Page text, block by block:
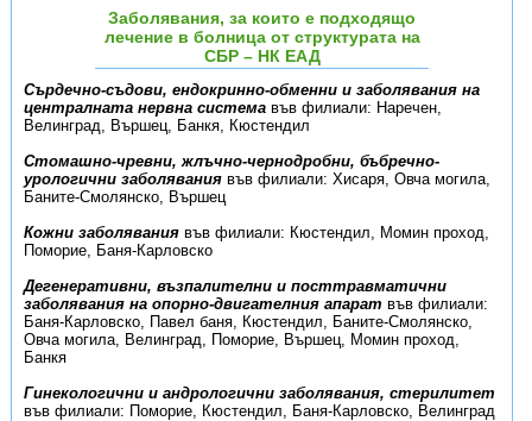
Заболявания, за които е подходящо
лечение в болница от структурата на
СБР – НК ЕАД
Сърдечно-съдови, ендокринно-обменни и заболявания на
централната нервна системавъв филиали: Наречен,
Велинград, Вършец, Банкя, Кюстендил
Стомашно-чревни, жлъчно-чернодробни, бъбречно-
урологични заболяваниявъв филиали: Хисаря, Овча могила,
Баните-Смолянско, Вършец
Кожни заболяваниявъв филиали: Кюстендил, Момин проход,
Поморие, Баня-Карловско
Дегенеративни, възпалителни и посттравматични
заболявания на опорно-двигателния апарат във филиали:
Баня-Карловско, Павел баня, Кюстендил, Баните-Смолянско,
Овча могила, Велинград, Поморие, Вършец, Момин проход,
Банкя
Гинекологични и андрологични заболявания, стерилитет
във филиали: Поморие, Кюстендил, Баня-Карловско, Велинград